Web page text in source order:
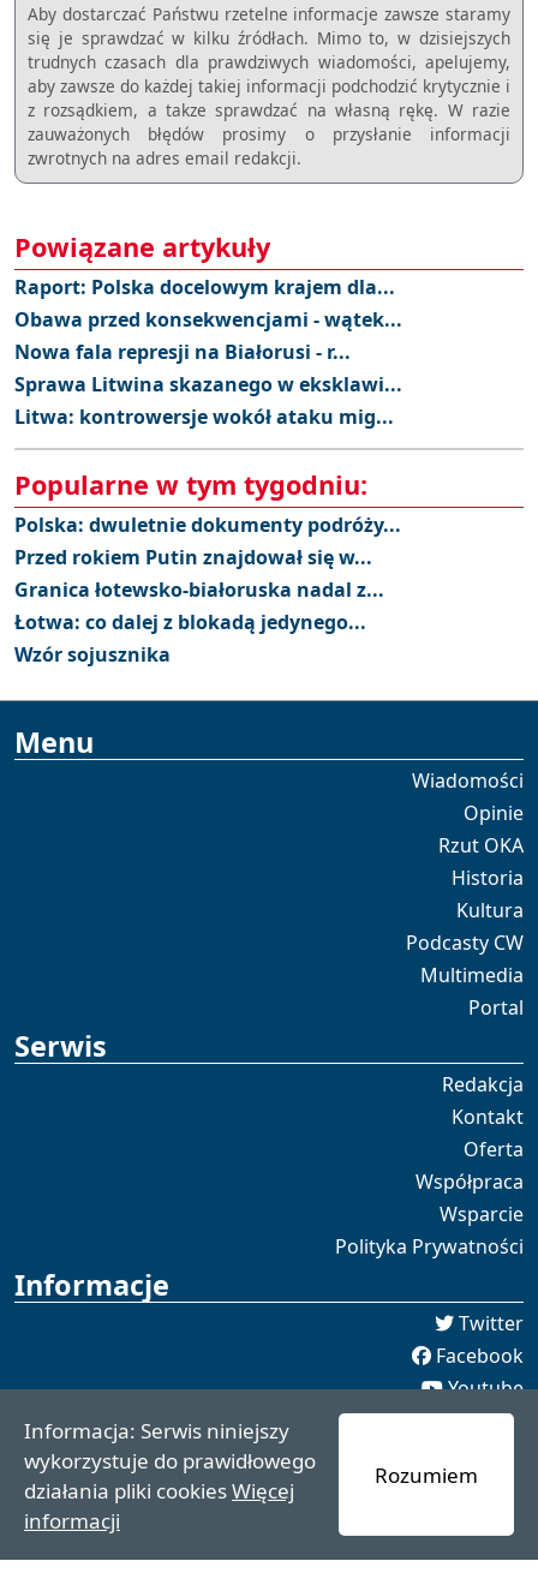
Aby dostarczać Państwu rzetelne informacje zawsze staramy
się je sprawdzać w kilku źródłach. Mimo to, w dzisiejszych
trudnych czasach dla prawdziwych wiadomości, apelujemy,
aby zawsze do każdej takiej informacji podchodzić krytycznie i
z rozsądkiem, a takze sprawdzać na własną rękę. W razie
zauważonych błędów prosimy o przysłanie informacji
zwrotnych na adres email redakcji.
Powiązane artykuły
Raport: Polska docelowym krajem dla...
Obawa przed konsekwencjami - wątek...
Nowa fala represji na Białorusi - r...
Sprawa Litwina skazanego w eksklawi...
Litwa: kontrowersje wokół ataku mig...
Popularne w tym tygodniu:
Polska: dwuletnie dokumenty podróży...
Przed rokiem Putin znajdował się w...
Granica łotewsko-białoruska nadal z...
Łotwa: co dalej z blokadą jedynego...
Wzór sojusznika
Menu
Wiadomości
Opinie
Rzut OKA
Historia
Kultura
Podcasty CW
Multimedia
Portal
Serwis
Redakcja
Kontakt
Oferta
Współpraca
Wsparcie
Polityka Prywatności
Informacje
Twitter
Facebook
Youtube
Spotify
redakcja [[]] czaswschodni.pl
czaswschodni.pl 2021 - 2025
Informacja: Serwis niniejszy
wykorzystuje do prawidłowego
działania pliki cookiesWięcej
informacji
Rozumiem